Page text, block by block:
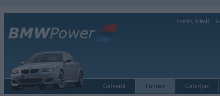
Sveiks, Viesi!
Galvenā Forums Galerijas